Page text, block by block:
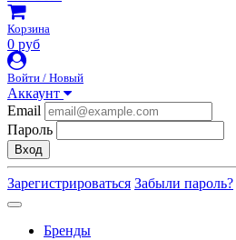
Корзина
0 руб
Войти / Новый
Аккаунт
Email
Пароль
Вход
Зарегистрироваться Забыли пароль?
Бренды